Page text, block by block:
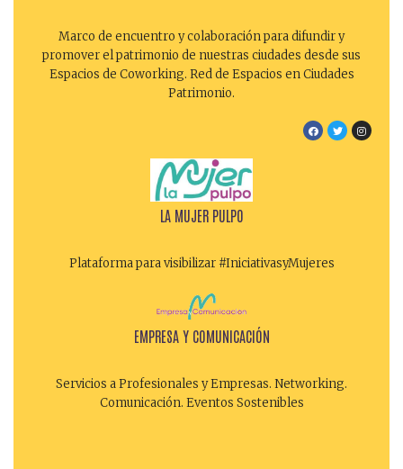
Marco de encuentro y colaboración para difundir y
promover el patrimonio de nuestras ciudades desde sus
Espacios de Coworking. Red de Espacios en Ciudades
Patrimonio.
LA MUJER PULPO
Plataforma para visibilizar #IniciativasyMujeres
EMPRESA Y COMUNICACIÓN
Servicios a Profesionales y Empresas. Networking.
Comunicación. Eventos Sostenibles